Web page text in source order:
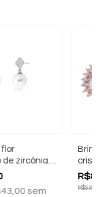
flor
de zircônias
ródio
sem
R$99,00